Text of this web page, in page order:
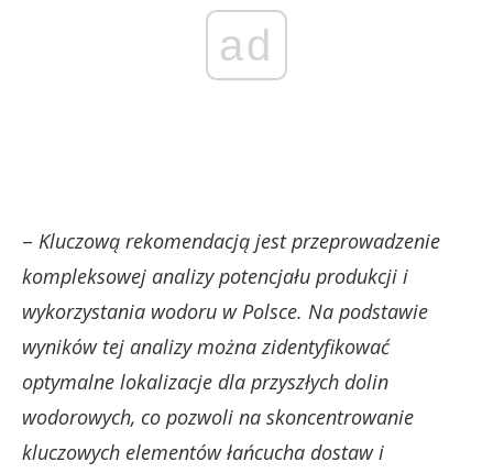
ad
– Kluczową rekomendacją jest przeprowadzenie
kompleksowej analizy potencjału produkcji i
wykorzystania wodoru w Polsce. Na podstawie
wyników tej analizy można zidentyfikować
optymalne lokalizacje dla przyszłych dolin
wodorowych, co pozwoli na skoncentrowanie
kluczowych elementów łańcucha dostaw i